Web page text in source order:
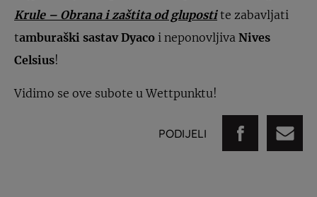
Krule – Obrana i zaštita od gluposti te zabavljati
tamburaški sastav Dyaco i neponovljiva Nives
Celsius!
Vidimo se ove subote u Wettpunktu!
PODIJELI